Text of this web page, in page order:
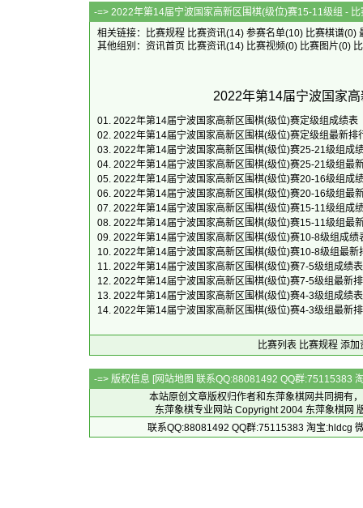
-=> 2022年第14届宁波国家高新区围
相关链接：
比赛规程 比赛资讯(14) 参赛名单(10) 比赛棋谱(0)
其他组别： 资讯首页 比赛资讯(14) 比赛视频(0) 比赛图片(0)
2022年第14届宁波国家
01. 2022年第14届宁波国家高新区围棋(级位)赛定级组成绩表
02. 2022年第14届宁波国家高新区围棋(级位)赛定级组最新排
03. 2022年第14届宁波国家高新区围棋(级位)赛25-21级组成
04. 2022年第14届宁波国家高新区围棋(级位)赛25-21级组最
05. 2022年第14届宁波国家高新区围棋(级位)赛20-16级组成
06. 2022年第14届宁波国家高新区围棋(级位)赛20-16级组最
07. 2022年第14届宁波国家高新区围棋(级位)赛15-11级组成
08. 2022年第14届宁波国家高新区围棋(级位)赛15-11级组最
09. 2022年第14届宁波国家高新区围棋(级位)赛10-8级组成绩
10. 2022年第14届宁波国家高新区围棋(级位)赛10-8级组最新
11. 2022年第14届宁波国家高新区围棋(级位)赛7-5级组成绩表
12. 2022年第14届宁波国家高新区围棋(级位)赛7-5级组最新
13. 2022年第14届宁波国家高新区围棋(级位)赛4-3级组成绩表
14. 2022年第14届宁波国家高新区围棋(级位)赛4-3级组最新
比赛列表 比赛规程 添加
-=> 版权信息 [网站地图 联系QQ:88081492 QQ群:75115383
本站原创文章版权归作者和 东萍象棋网共同拥有
东萍象棋专业网站 Copyright 2004 东萍象棋网
联系QQ:88081492 QQ群:75115383 淘宝:hldcg